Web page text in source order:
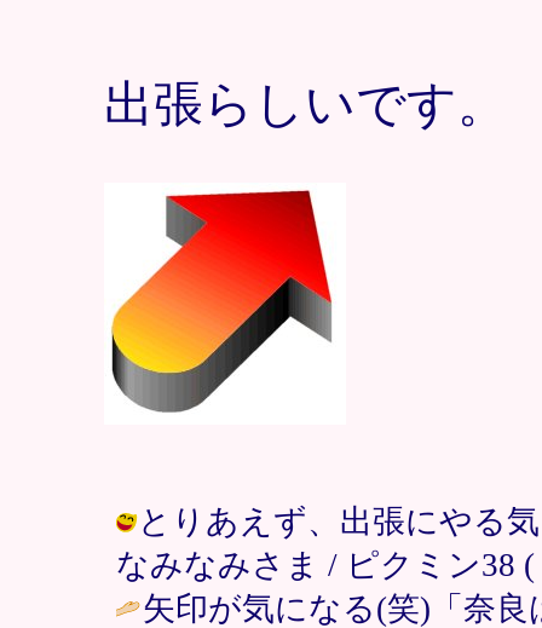
出張らしいです。
とりあえず、出張にやる
なみなみさま / ピクミン38 (
矢印が気になる(笑)「奈